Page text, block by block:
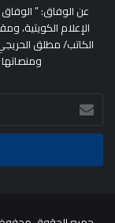
عن الوفاق: ”
الإعلام الكويتية،
اكتب
بريدك
الالكتروني